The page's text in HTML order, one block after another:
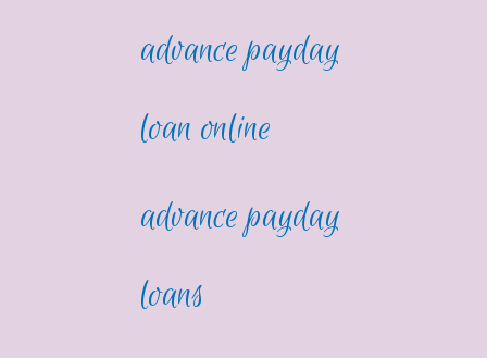
advance payday
loan online
advance payday
loans